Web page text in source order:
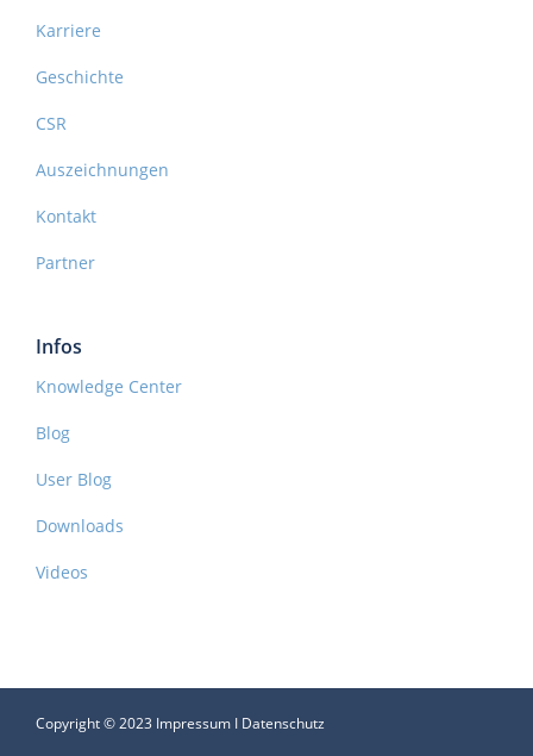
Karriere
Geschichte
CSR
Auszeichnungen
Kontakt
Partner
Infos
Knowledge Center
Blog
User Blog
Downloads
Videos
Copyright © 2023 Impressum I Datenschutz